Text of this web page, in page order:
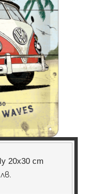
20x30 cm